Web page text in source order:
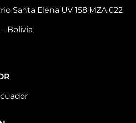
Santa Elena UV 158 MZA 022
Bolivia